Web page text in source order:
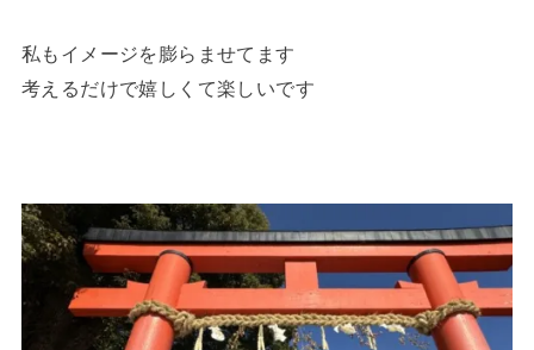
私もイメージを膨らませてます
考えるだけで嬉しくて楽しいです